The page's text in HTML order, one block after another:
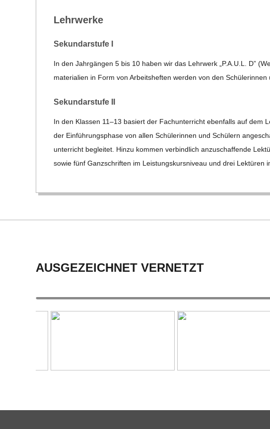
Lehr­werke
Sekun­dar­stufe I
In den Jahr­gän­gen 5 bis 10 haben wir das Lehr­werk „P.A.U.L. D”
ma­te­ria­lien in Form von Arbeits­hef­ten wer­den von den Schü­le­rin­nen
Sekun­dar­stufe II
In den Klas­sen 11–13 basiert der Fach­un­ter­richt eben­falls auf dem
der Ein­füh­rungs­phase von allen Schü­le­rin­nen und Schü­lern
un­ter­richt beglei­tet. Hinzu kom­men ver­bind­lich anzu­schaf­fende
sowie fünf Ganz­schrif­ten im Leis­tungs­kurs­ni­veau und drei Lek­tü­ren
AUSGEZEICHNET VERNETZT